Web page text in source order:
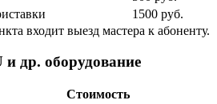
1500 руб.
входит выезд мастера к абоненту.
др. оборудование
Стоимость